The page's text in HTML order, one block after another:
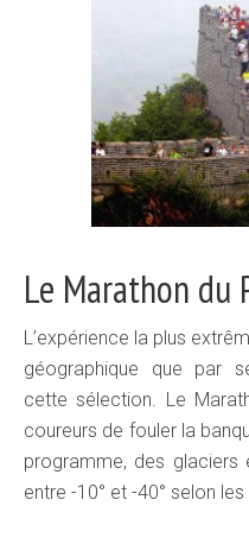
Le Marathon du
L’expérience la plus
géographique que par
cette sélection. Le
coureurs de fouler la
programme, des glaciers
entre -10° et -40° selon les